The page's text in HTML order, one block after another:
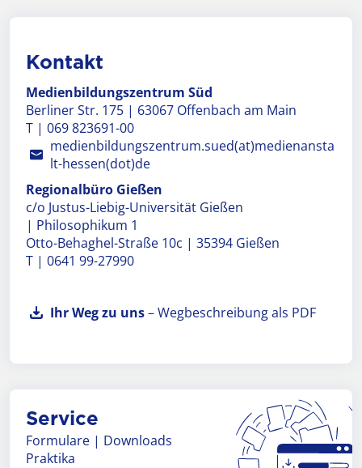
Kontakt
Medienbildungszentrum Süd
Berliner Str. 175 | 63067 Offenbach am Main
T | 069 823691-00
medienbildungszentrum.sued(at)medienansta
lt-hessen(dot)de
Regionalbüro Gießen
c/o Justus-Liebig-Universität Gießen
| Philosophikum 1
Otto-Behaghel-Straße 10c | 35394 Gießen
T | 0641 99-27990
Ihr Weg zu uns– Wegbeschreibung als PDF
Service
Formulare | Downloads
Praktika